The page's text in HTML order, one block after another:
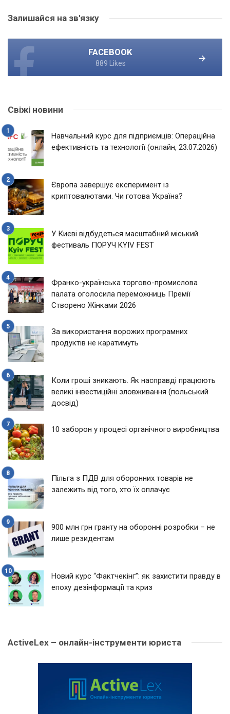
Залишайся на зв'язку
FACEBOOK
889 Likes
Свіжі новини
Навчальний курс для підприємців: Операційна
ефективність та технології (онлайн, 23.07.2026)
Європа завершує експеримент із
криптовалютами. Чи готова Україна?
У Києві відбудеться масштабний міський
фестиваль ПОРУЧ KYIV FEST
Франко-українська торгово-промислова
палата оголосила переможниць Премії
Створено Жінками 2026
За використання ворожих програмних
продуктів не каратимуть
Коли гроші зникають. Як насправді працюють
великі інвестиційні зловживання (польський
досвід)
10 заборон у процесі органічного виробництва
Пільга з ПДВ для оборонних товарів не
залежить від того, хто їх оплачує
900 млн грн гранту на оборонні розробки – не
лише резидентам
Новий курс “Фактчекінг”: як захистити правду в
епоху дезінформації та криз
ActiveLex – онлайн-інструменти юриста